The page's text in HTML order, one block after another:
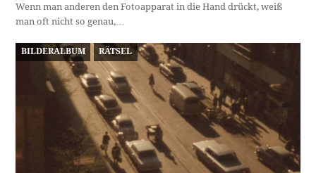
Wenn man anderen den Fotoapparat in die Hand drückt, weiß
man oft nicht so genau,…
BILDERALBUM RÄTSEL